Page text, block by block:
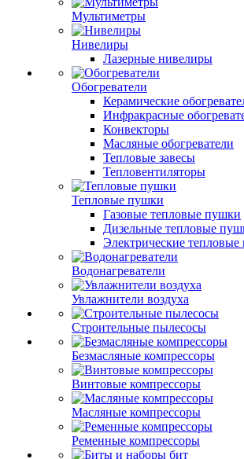
Мультиметры
Нивелиры
Лазерные нивелиры
Обогреватели
Керамические
Инфракрасные
Конвекторы
Масляные обогреватели
Тепловые завесы
Тепловентиляторы
Тепловые пушки
Газовые тепловые пушки
Дизельные тепловые
Электрические
Водонагреватели
Увлажнители воздуха
Строительные пылесосы
Безмасляные компрессоры
Винтовые компрессоры
Масляные компрессоры
Ременные компрессоры